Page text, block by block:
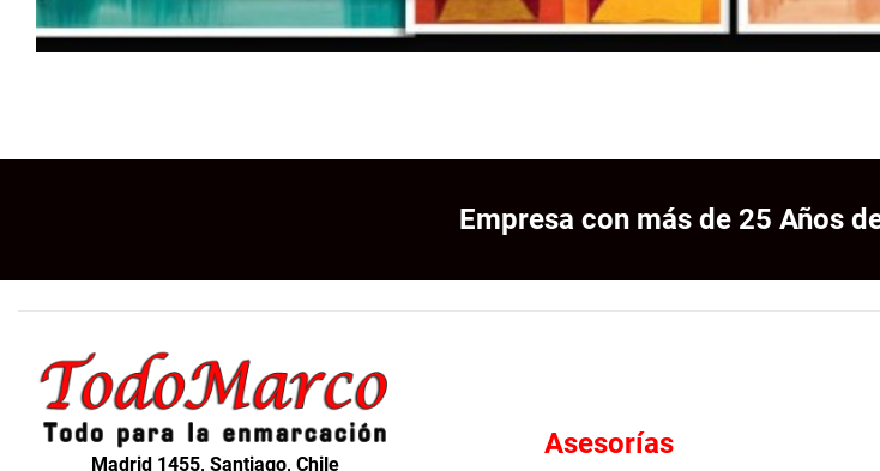
Empresa con más de 25 Años
Madrid 1455, Santiago, Chile
Asesorías